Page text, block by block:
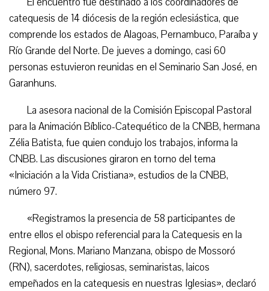
catequesis de 14 diócesis de la región eclesiástica, que
comprende los estados de Alagoas, Pernambuco, Paraíba y
Río Grande del Norte. De jueves a domingo, casi 60
personas estuvieron reunidas en el Seminario San José, en
Garanhuns.
La asesora nacional de la Comisión Episcopal Pastoral
para la Animación Bíblico-Catequético de la CNBB, hermana
Zélia Batista, fue quien condujo los trabajos, informa la
CNBB. Las discusiones giraron en torno del tema
«Iniciación a la Vida Cristiana», estudios de la CNBB,
número 97.
«Registramos la presencia de 58 participantes de
entre ellos el obispo referencial para la Catequesis en la
Regional, Mons. Mariano Manzana, obispo de Mossoró
(RN), sacerdotes, religiosas, seminaristas, laicos
empeñados en la catequesis en nuestras Iglesias», declaró